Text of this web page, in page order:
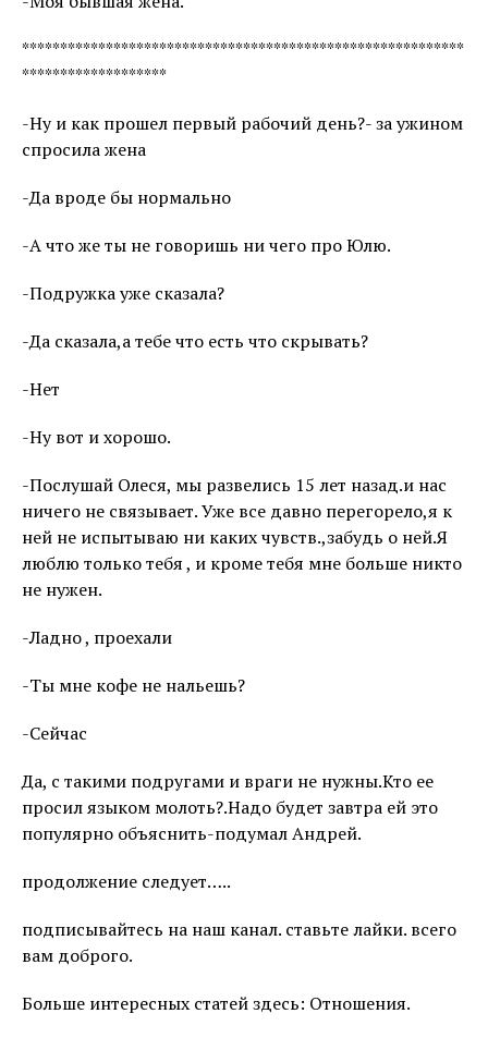
**********************************************************
*******************
-Ну и как прошел первый рабочий день?- за ужином
спросила жена
-Да вроде бы нормально
-А что же ты не говоришь ни чего про Юлю.
-Подружка уже сказала?
-Да сказала,а тебе что есть что скрывать?
-Нет
-Ну вот и хорошо.
-Послушай Олеся, мы развелись 15 лет назад.и нас
ничего не связывает. Уже все давно перегорело,я к
ней не испытываю ни каких чувств.,забудь о ней.Я
люблю только тебя , и кроме тебя мне больше никто
не нужен.
-Ладно , проехали
-Ты мне кофе не нальешь?
-Сейчас
Да, с такими подругами и враги не нужны.Кто ее
просил языком молоть?.Надо будет завтра ей это
популярно объяснить-подумал Андрей.
продолжение следует…..
подписывайтесь на наш канал. ставьте лайки. всего
вам доброго.
Больше интересных статей здесь: Отношения.